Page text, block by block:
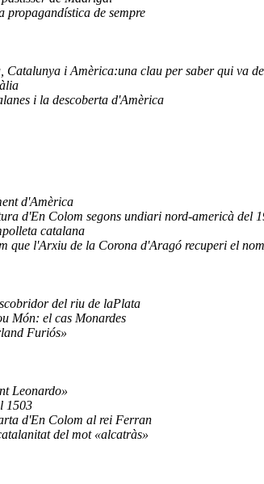
propagandística de sempre
Catalunya i Amèrica:una clau per saber qui va
i la descoberta d'Amèrica
d'Amèrica
d'En Colom segons undiari nord-americà del
catalana
que l'Arxiu de la Corona d'Aragó recuperi el
del riu de laPlata
Món: el cas Monardes
Furiós»
Leonardo»
1503
d'En Colom al rei Ferran
del mot «alcatràs»